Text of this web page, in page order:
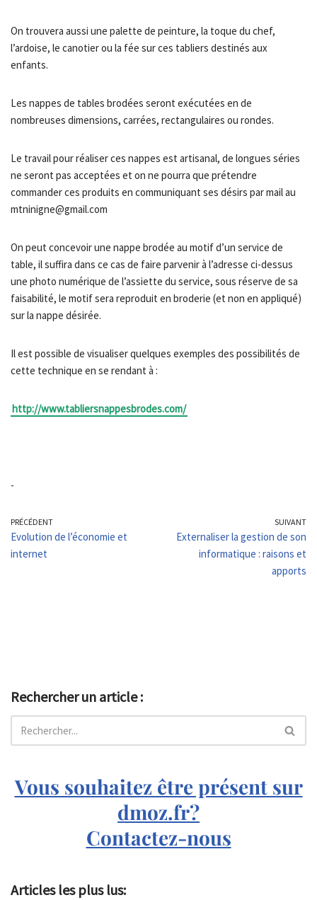
On trouvera aussi une palette de peinture, la toque du chef,
l’ardoise, le canotier ou la fée sur ces tabliers destinés aux
enfants.
Les nappes de tables brodées seront exécutées en de
nombreuses dimensions, carrées, rectangulaires ou rondes.
Le travail pour réaliser ces nappes est artisanal, de longues séries
ne seront pas acceptées et on ne pourra que prétendre
commander ces produits en communiquant ses désirs par mail au
mtninigne@gmail.com
On peut concevoir une nappe brodée au motif d’un service de
table, il suffira dans ce cas de faire parvenir à l’adresse ci-dessus
une photo numérique de l’assiette du service, sous réserve de sa
faisabilité, le motif sera reproduit en broderie (et non en appliqué)
sur la nappe désirée.
Il est possible de visualiser quelques exemples des possibilités de
cette technique en se rendant à :
http://www.tabliersnappesbrodes.com/
-
PRÉCÉDENT
Evolution de l’économie et
internet
SUIVANT
Externaliser la gestion de son
informatique : raisons et
apports
Rechercher un article :
Vous souhaitez être présent sur
dmoz.fr?
Contactez-nous
Articles les plus lus: